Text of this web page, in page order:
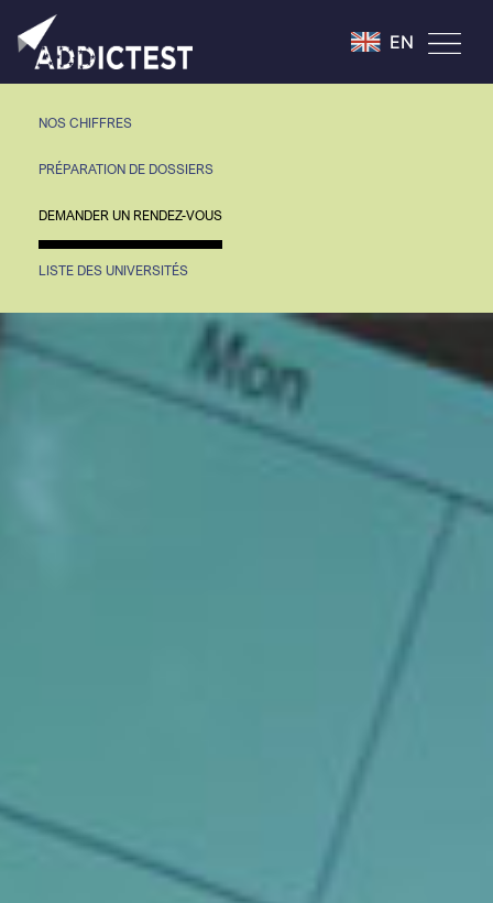
EN
NOS CHIFFRES
PRÉPARATION DE DOSSIERS
DEMANDER UN RENDEZ-VOUS
LISTE DES UNIVERSITÉS